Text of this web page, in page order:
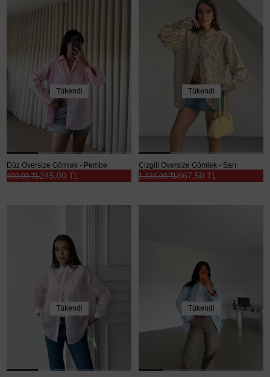
Tükendi
Düz Oversize Gömlek - Pembe
245,00 TL
490,00 TL
Tükendi
Çizgili Oversize Gömlek - Sarı
667,50 TL
1.335,00 TL
Tükendi Tükendi